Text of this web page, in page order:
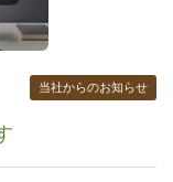
当社からのお知らせ